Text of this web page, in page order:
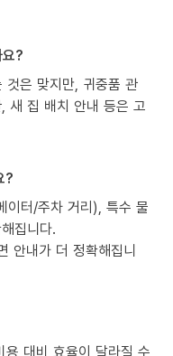
?
것은 맞지만, 귀중품 관
새 집 배치 안내 등은 고
?
이터/주차 거리), 특수 물
집니다.
안내가 더 정확해집니
대비 효율이 달라질 수